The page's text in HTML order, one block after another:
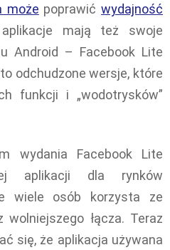
może poprawićwydajność
mają też swoje
Android – Facebook Lite
odchudzone wersje, które
funkcji i „wodotrysków”
wydania Facebook Lite
aplikacji dla rynków
wiele osób korzysta ze
łącza. Teraz
się, że aplikacja używana